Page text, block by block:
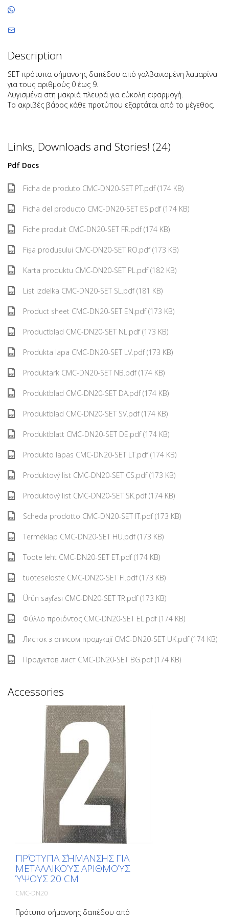
Description
SET πρότυπα σήμανσης δαπέδου από γαλβανισμένη λαμαρίνα
για τους αριθμούς 0 έως 9.
Λυγισμένα στη μακριά πλευρά για εύκολη εφαρμογή.
Το ακριβές βάρος κάθε προτύπου εξαρτάται από το μέγεθος.
Links, Downloads and Stories! (24)
Pdf Docs
Ficha de produto CMC-DN20-SET PT.pdf (174 KB)
Ficha del producto CMC-DN20-SET ES.pdf (174 KB)
Fiche produit CMC-DN20-SET FR.pdf (174 KB)
Fișa produsului CMC-DN20-SET RO.pdf (173 KB)
Karta produktu CMC-DN20-SET PL.pdf (182 KB)
List izdelka CMC-DN20-SET SL.pdf (181 KB)
Product sheet CMC-DN20-SET EN.pdf (173 KB)
Productblad CMC-DN20-SET NL.pdf (173 KB)
Produkta lapa CMC-DN20-SET LV.pdf (173 KB)
Produktark CMC-DN20-SET NB.pdf (174 KB)
Produktblad CMC-DN20-SET DA.pdf (174 KB)
Produktblad CMC-DN20-SET SV.pdf (174 KB)
Produktblatt CMC-DN20-SET DE.pdf (174 KB)
Produkto lapas CMC-DN20-SET LT.pdf (174 KB)
Produktový list CMC-DN20-SET CS.pdf (173 KB)
Produktový list CMC-DN20-SET SK.pdf (174 KB)
Scheda prodotto CMC-DN20-SET IT.pdf (173 KB)
Terméklap CMC-DN20-SET HU.pdf (173 KB)
Toote leht CMC-DN20-SET ET.pdf (174 KB)
tuoteseloste CMC-DN20-SET FI.pdf (173 KB)
Ürün sayfası CMC-DN20-SET TR.pdf (173 KB)
Φύλλο προϊόντος CMC-DN20-SET EL.pdf (174 KB)
Листок з описом продукції CMC-DN20-SET UK.pdf (174 KB)
Продуктов лист CMC-DN20-SET BG.pdf (174 KB)
Accessories
ΠΡΌΤΥΠΑ ΣΉΜΑΝΣΗΣ ΓΙΑ
ΜΕΤΑΛΛΙΚΟΎΣ ΑΡΙΘΜΟΎΣ
ΎΨΟΥΣ 20 CM
CMC-DN20
Πρότυπο σήμανσης δαπέδου από